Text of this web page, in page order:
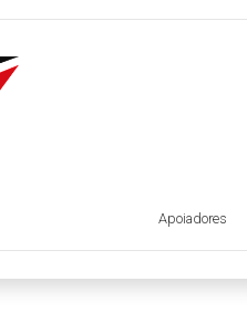
Apoiadores